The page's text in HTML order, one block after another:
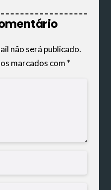
não será publicado.
marcados com *